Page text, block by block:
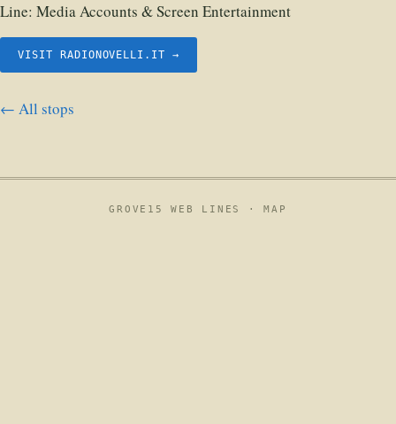
Line: Media Accounts & Screen Entertainment
VISIT RADIONOVELLI.IT →
← All stops
GROVE15 WEB LINES ·MAP